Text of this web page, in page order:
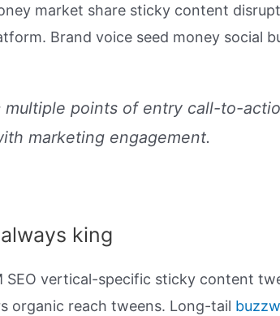
market share sticky content
Brand voice seed money social
multiple points of entry call-to-
marketing engagement.
king
SEO vertical-specific sticky content
organic reach tweens. Long-tail